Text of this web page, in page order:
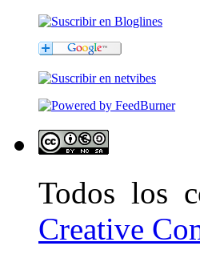
Todos los
Creative